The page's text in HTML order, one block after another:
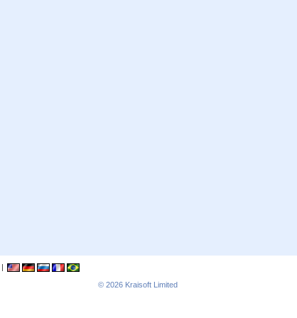
|
© 2026 Kraisoft Limited